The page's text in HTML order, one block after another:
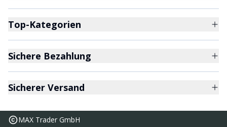
Top-Kategorien
Sichere Bezahlung
Sicherer Versand
MAX Trader GmbH